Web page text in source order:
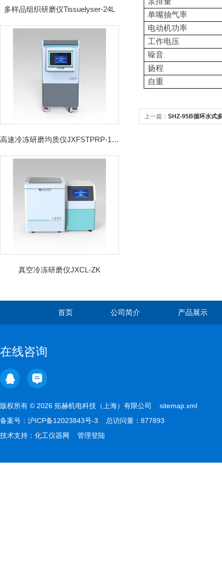
多样品组织研磨仪Tissuelyser-24L
高速冷冻研磨均质仪JXFSTPRP-192CL
真空冷冻研磨仪JXCL-ZK
单嘴抽气率
电动机功率
工作电压
噪音
扬程
自重
上一篇： SHZ-95B循环水式
首页 公司简介 产品展示
在线咨询
版权所有 © 2026 拓赫机电科技（上海）有限公司 sitemap.xml
备案号： 沪ICP备12023843号-3 总访问量：877893
技术支持： 化工仪器网 管理登陆